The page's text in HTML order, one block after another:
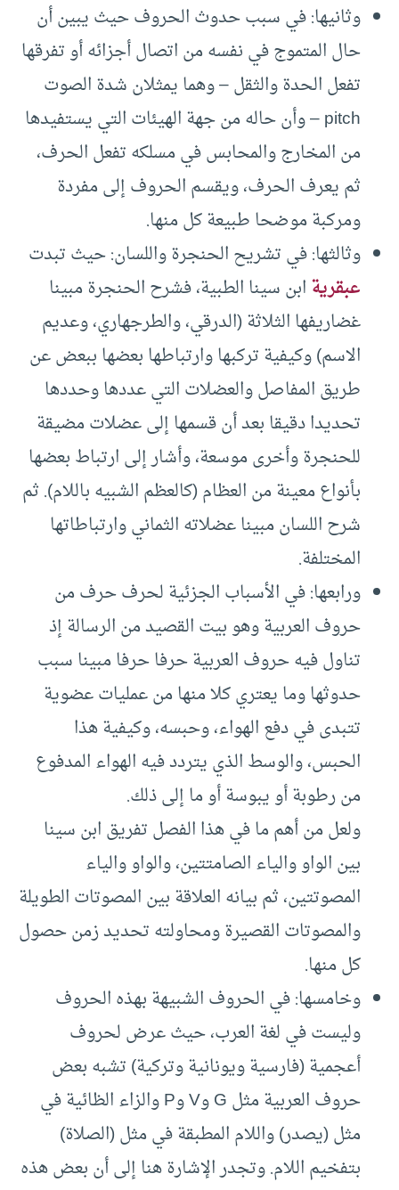
وثانيها: في سبب حدوث الحروف حيث يبين أن
حال المتموج في نفسه من اتصال أجزائه أو تفرقها
تفعل الحدة والثقل – وهما يمثلان شدة الصوت
pitch – وأن حاله من جهة الهيئات التي يستفيدها
من المخارج والمحابس في مسلكه تفعل الحرف،
ثم يعرف الحرف، ويقسم الحروف إلى مفردة
ومركبة موضحا طبيعة كل منها.
وثالثها: في تشريح الحنجرة واللسان: حيث تبدت
عبقريةابن سينا الطبية، فشرح الحنجرة مبينا
غضاريفها الثلاثة (الدرقي، والطرجهاري، وعديم
الاسم) وكيفية تركبها وارتباطها بعضها ببعض عن
طريق المفاصل والعضلات التي عددها وحددها
تحديدا دقيقا بعد أن قسمها إلى عضلات مضيقة
للحنجرة وأخرى موسعة، وأشار إلى ارتباط بعضها
بأنواع معينة من العظام (كالعظم الشبيه باللام). ثم
شرح اللسان مبينا عضلاته الثماني وارتباطاتها
المختلفة.
ورابعها: في الأسباب الجزئية لحرف حرف من
حروف العربية وهو بيت القصيد من الرسالة إذ
تناول فيه حروف العربية حرفا حرفا مبينا سبب
حدوثها وما يعتري كلا منها من عمليات عضوية
تتبدى في دفع الهواء، وحبسه، وكيفية هذا
الحبس، والوسط الذي يتردد فيه الهواء المدفوع
من رطوبة أو يبوسة أو ما إلى ذلك.
ولعل من أهم ما في هذا الفصل تفريق ابن سينا
بين الواو والياء الصامتتين، والواو والياء
المصوتتين، ثم بيانه العلاقة بين المصوتات الطويلة
والمصوتات القصيرة ومحاولته تحديد زمن حصول
كل منها.
وخامسها: في الحروف الشبيهة بهذه الحروف
وليست في لغة العرب، حيث عرض لحروف
أعجمية (فارسية ويونانية وتركية) تشبه بعض
حروف العربية مثل G وV وP والزاء الظائية في
مثل (يصدر) واللام المطبقة في مثل (الصلاة)
بتفخيم اللام. وتجدر الإشارة هنا إلى أن بعض هذه